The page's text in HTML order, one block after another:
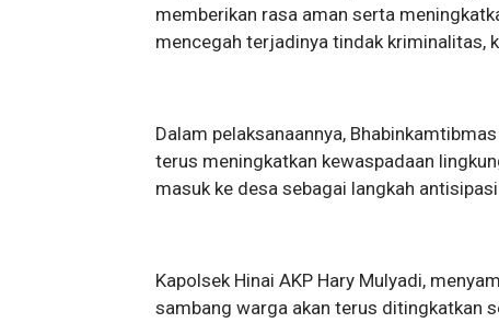
memberikan rasa aman serta
mencegah terjadinya tindak kriminalitas,
Dalam pelaksanaannya,
terus meningkatkan kewaspadaan
masuk ke desa sebagai langkah
Kapolsek Hinai AKP Hary Mulyadi,
sambang warga akan terus ditingkatkan